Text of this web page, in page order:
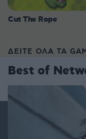
Cut The Rope
ΔΕΙΤΕ ΟΛΑ ΤΑ
Best of